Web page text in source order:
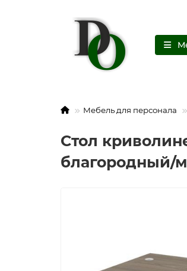
Мебель для персонала
Стол
благородный/